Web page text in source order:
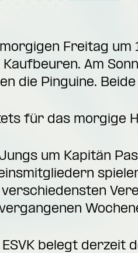
Freitag um
Kaufbeuren. Am
die Pinguine.
für das morgige
um Kapitän
belegt derzeit